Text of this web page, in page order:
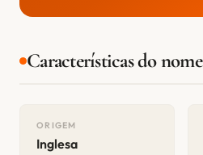
Características do nome
ORIGEM
Inglesa